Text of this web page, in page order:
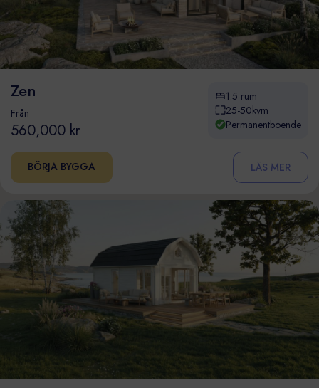
Zen
Från
560,000 kr
1.5 rum
25-50kvm
Permanentboende
BÖRJA BYGGA LÄS MER